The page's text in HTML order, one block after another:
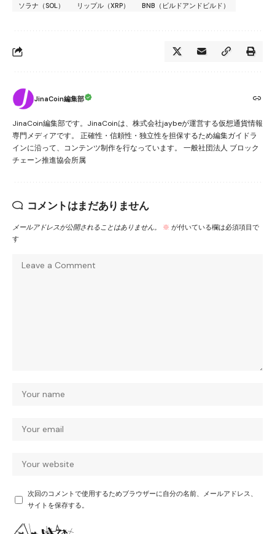
ソラナ（SOL）
リップル（XRP） BNB（ビルドアンドビルド）
JinaCoin編集部
JinaCoin編集部です。JinaCoinは、株式会社jaybeが運営する仮想通貨情報
専門メディアです。 正確性・信頼性・独立性を担保するため編集ガイドラ
インに沿って、コンテンツ制作を行なっています。 一般社団法人 ブロック
チェーン推進協会所属
コメントはまだありません
メールアドレスが公開されることはありません。 ※ が付いている欄は必須項目で
す
次回のコメントで使用するためブラウザーに自分の名前、メールアドレス、
サイトを保存する。